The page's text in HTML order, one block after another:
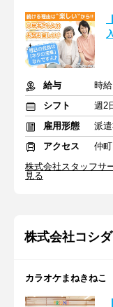
給与
時
シフト
雇用形態
派
アクセス
仲
株式会社スタッフサ
見る
株式会社コシ
カラオケまねきね